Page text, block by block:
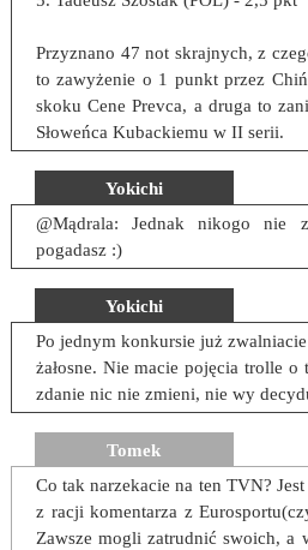
Przyznano 47 not skrajnych, z
to zawyżenie o 1 punkt przez
skoku Cene Prevca, a druga to
Słoweńca Kubackiemu w II serii.
Yokichi
@Mądrala: Jednak nikogo nie
pogadasz :)
Yokichi
Po jednym konkursie już
żałosne. Nie macie pojęcia trolle o
zdanie nic nie zmieni, nie wy
Tomek
Co tak narzekacie na ten TVN?
z racji komentarza z
Zawsze mogli zatrudnić swoich, a